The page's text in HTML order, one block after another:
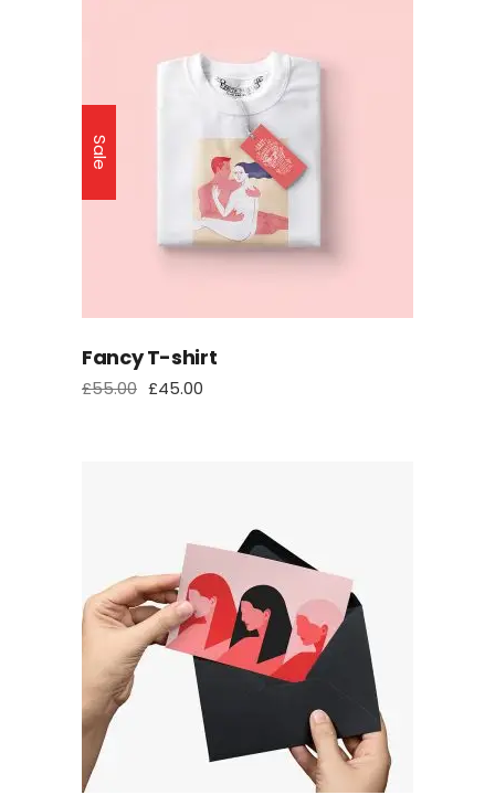
Sale
Fancy T-shirt
£55.00 £45.00